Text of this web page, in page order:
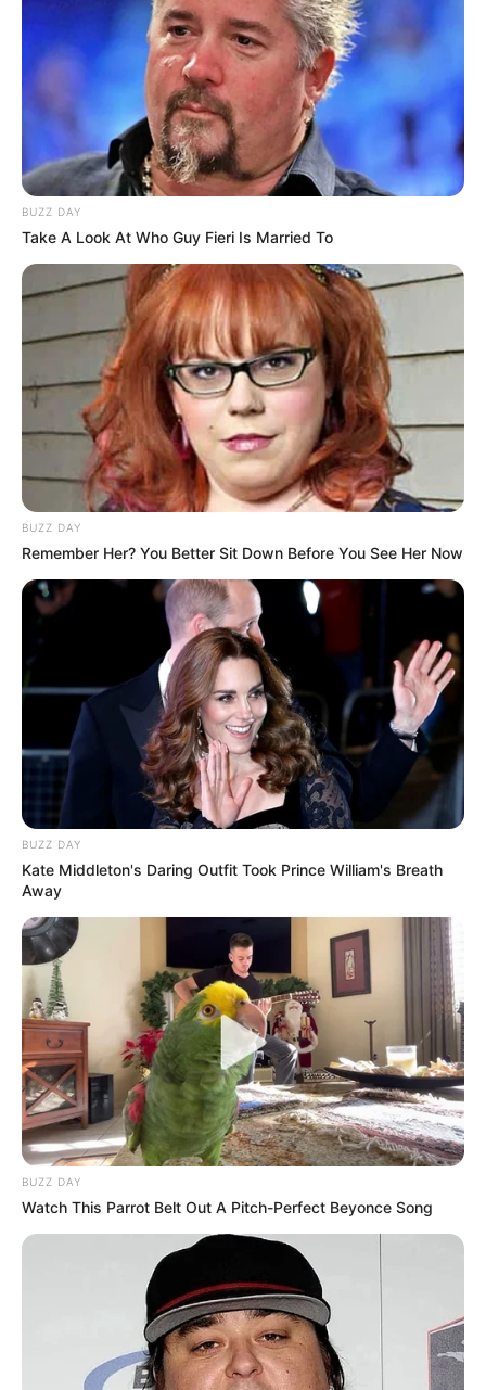
BUZZ DAY
Take A Look At Who Guy Fieri Is Married To
BUZZ DAY
Remember Her? You Better Sit Down Before You See Her Now
BUZZ DAY
Kate Middleton's Daring Outfit Took Prince William's Breath
Away
BUZZ DAY
Watch This Parrot Belt Out A Pitch-Perfect Beyonce Song